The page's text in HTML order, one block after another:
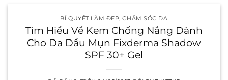
BÍ QUYẾT LÀM ĐẸP,CHĂM SÓC DA
Tìm Hiểu Về Kem Chống Nắng Dành
Cho Da Dầu Mụn Fixderma Shadow
SPF 30+ Gel